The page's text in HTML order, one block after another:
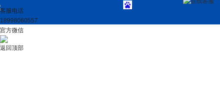
客服电话
18998060557
官方微信
返回顶部